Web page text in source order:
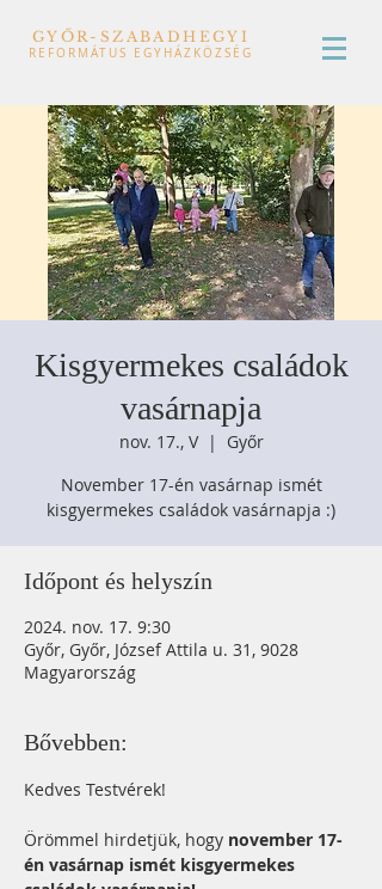
GYŐR-SZABADHEGYI
REFORMÁTUS EGYHÁZKÖZSÉG
Kisgyermekes családok
vasárnapja
nov. 17., V
  |
Győr
November 17-én vasárnap ismét
kisgyermekes családok vasárnapja :)
Időpont és helyszín
2024. nov. 17. 9:30
Győr, Győr, József Attila u. 31, 9028
Magyarország
Bővebben:
Kedves Testvérek!
Örömmel hirdetjük, hogy november 17-
én vasárnap ismét kisgyermekes